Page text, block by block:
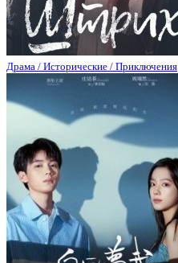
Драма / Исторические / Приключения